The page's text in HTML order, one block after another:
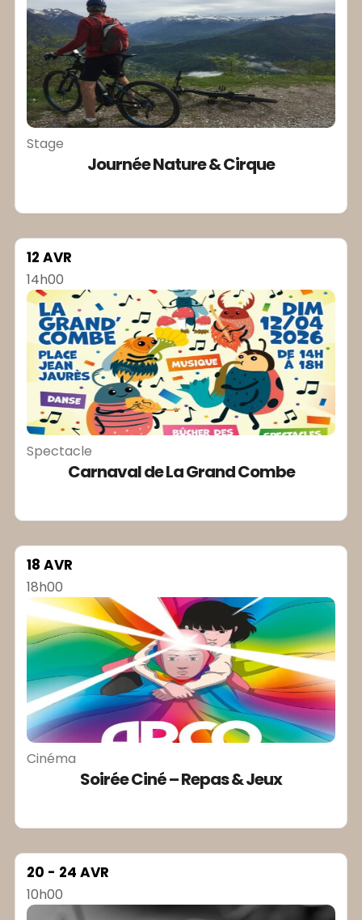
Stage
Journée Nature & Cirque
12 AVR
14h00
Spectacle
Carnaval de La Grand Combe
18 AVR
18h00
Cinéma
Soirée Ciné – Repas & Jeux
20 - 24 AVR
10h00